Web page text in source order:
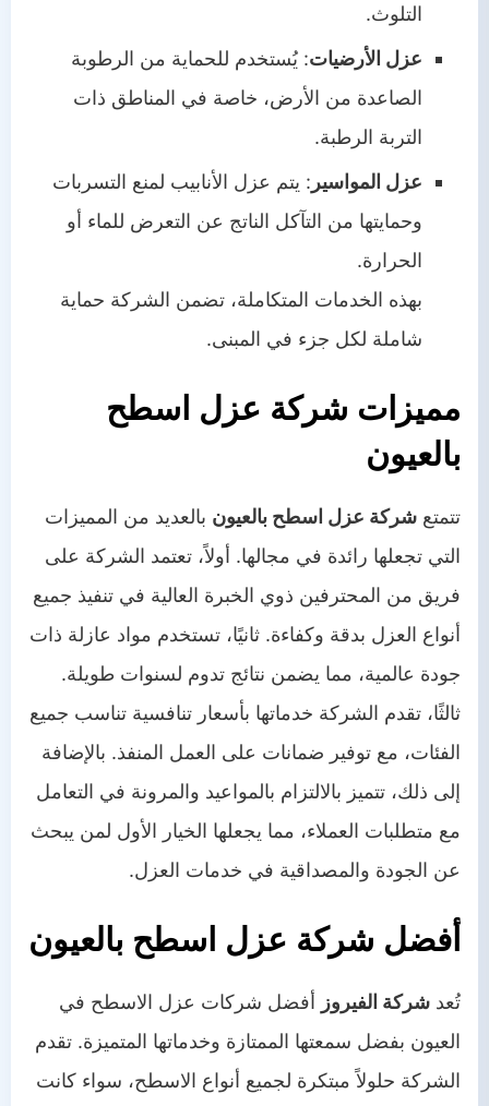
التلوث.
عزل الأرضيات: يُستخدم للحماية من الرطوبة
الصاعدة من الأرض، خاصة في المناطق ذات
التربة الرطبة.
عزل المواسير : يتم عزل الأنابيب لمنع التسربات
وحمايتها من التآكل الناتج عن التعرض للماء أو
الحرارة.
بهذه الخدمات المتكاملة، تضمن الشركة حماية
شاملة لكل جزء في المبنى.
مميزات شركة عزل اسطح
بالعيون
تتمتع شركة عزل اسطح بالعيون بالعديد من المميزات
التي تجعلها رائدة في مجالها. أولاً، تعتمد الشركة على
فريق من المحترفين ذوي الخبرة العالية في تنفيذ جميع
أنواع العزل بدقة وكفاءة. ثانيًا، تستخدم مواد عازلة ذات
جودة عالمية، مما يضمن نتائج تدوم لسنوات طويلة.
ثالثًا، تقدم الشركة خدماتها بأسعار تنافسية تناسب جميع
الفئات، مع توفير ضمانات على العمل المنفذ. بالإضافة
إلى ذلك، تتميز بالالتزام بالمواعيد والمرونة في التعامل
مع متطلبات العملاء، مما يجعلها الخيار الأول لمن يبحث
عن الجودة والمصداقية في خدمات العزل.
أفضل شركة عزل اسطح بالعيون
تُعد شركة الفيروز أفضل شركات عزل الاسطح في
العيون بفضل سمعتها الممتازة وخدماتها المتميزة. تقدم
الشركة حلولاً مبتكرة لجميع أنواع الاسطح، سواء كانت